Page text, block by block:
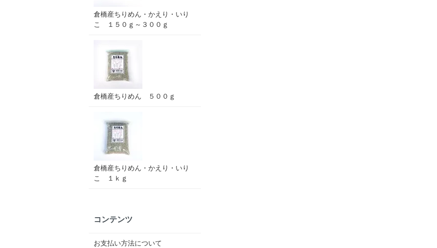
倉橋産ちりめん・かえり・いり
こ １５０ｇ～３００ｇ
倉橋産ちりめん ５００ｇ
倉橋産ちりめん・かえり・いり
こ １ｋｇ
コンテンツ
お支払い方法について